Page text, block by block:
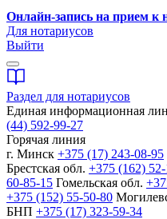
Онлайн-запись на прием к
Для нотариусов
Выйти
Раздел для нотариусов
Единая информационная
(44) 592-99-27
Горячая линия
г. Минск +375 (17) 243-08-95
Брестская обл. +375 (162)
60-85-15 Гомельская обл.
+375 (152) 55-50-80
БНП +375 (17) 323-59-34